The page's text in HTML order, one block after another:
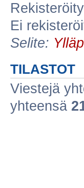
Ei
Selite:
TILASTOT
Viestejä
yhteensä